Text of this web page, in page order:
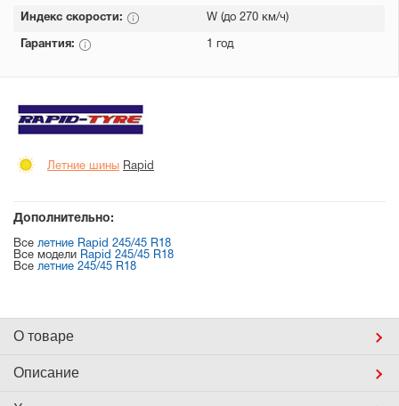
Индекс скорости: W (до 270 км/ч)
Гарантия: 1 год
Летние шины Rapid
Дополнительно:
Все летние Rapid 245/45 R18
Все модели Rapid 245/45 R18
Все летние 245/45 R18
О товаре
Описание